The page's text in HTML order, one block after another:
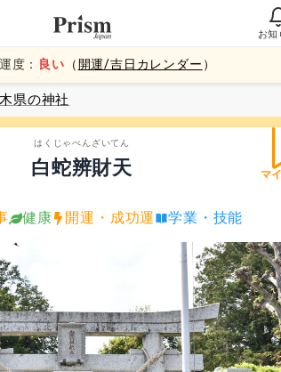
お知
度： 良い （ 開運/吉日カレンダー ）
県の神社
マ
はくじゃべんざいてん
白蛇辨財天
健康 開運・成功運 学業・技能